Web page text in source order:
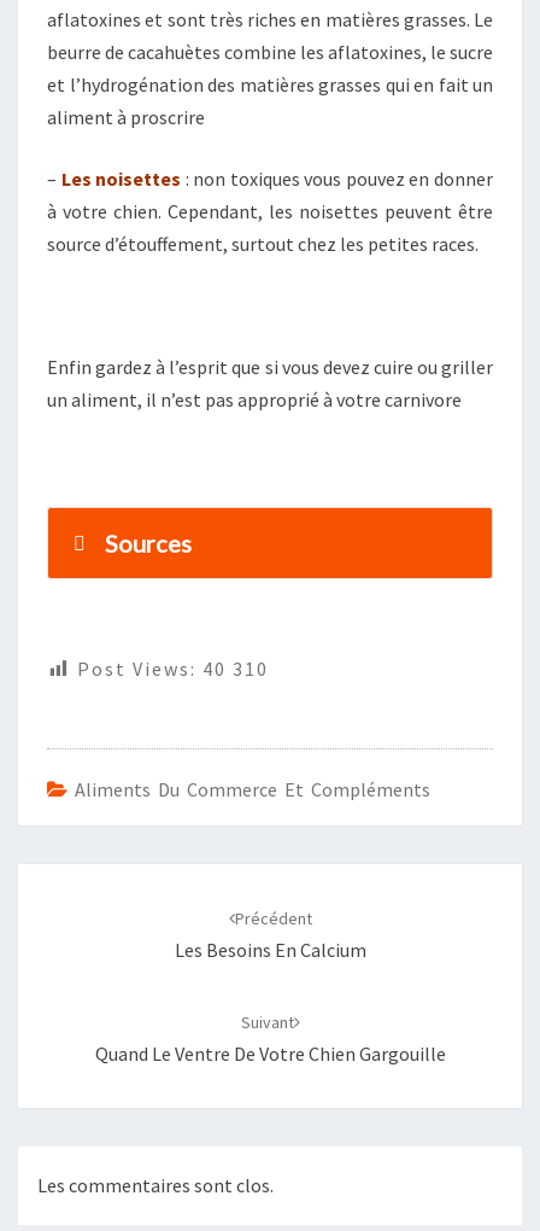
aflatoxines et sont très riches en matières grasses. Le
beurre de cacahuètes combine les aflatoxines, le sucre
et l’hydrogénation des matières grasses qui en fait un
aliment à proscrire
– Les noisettes : non toxiques vous pouvez en donner
à votre chien. Cependant, les noisettes peuvent être
source d’étouffement, surtout chez les petites races.
Enfin gardez à l’esprit que si vous devez cuire ou griller
un aliment, il n’est pas approprié à votre carnivore
Sources
Post Views: 40 310
Aliments Du Commerce Et Compléments
Précédent
Les Besoins En Calcium
Suivant
Quand Le Ventre De Votre Chien Gargouille
Les commentaires sont clos.